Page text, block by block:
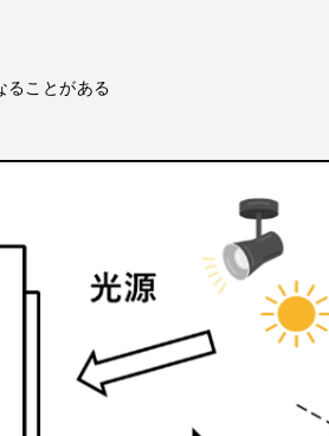
ることがある